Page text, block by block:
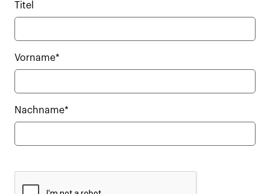
Titel
Vorname*
Nachname*